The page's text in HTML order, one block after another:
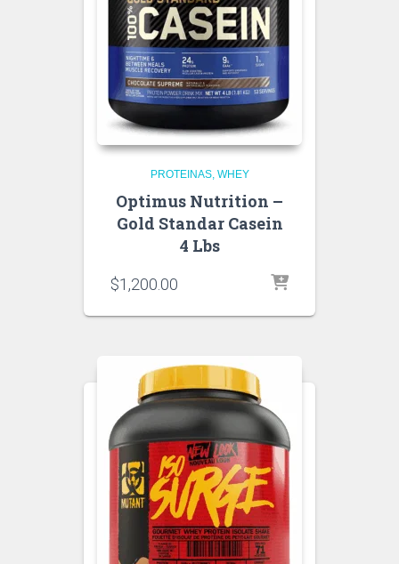
PROTEINAS WHEY
Optimus Nutrition –
Gold Standar Casein
4 Lbs
$1,200.00